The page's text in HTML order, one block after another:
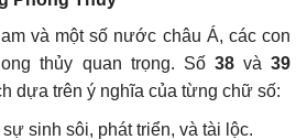
và một số nước châu Á, các con
thủy quan trọng. Số 38và39
dựa trên ý nghĩa của từng chữ số:
sinh sôi, phát triển, và tài lộc.